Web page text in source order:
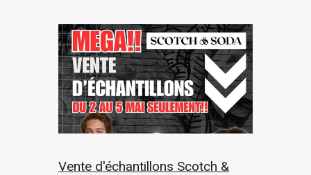
Vente d'échantillons Scotch &